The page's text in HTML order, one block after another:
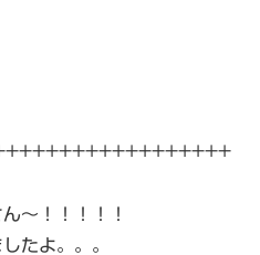
〜！！！！！
たよ。。。